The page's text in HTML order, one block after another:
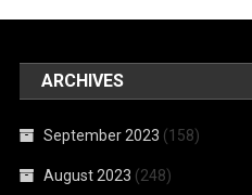
ARCHIVES
September 2023 (158)
August 2023 (248)